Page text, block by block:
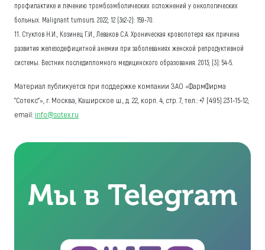
профилактике и лечению тромбоэмболических осложнений у онкологических
больных. Malignant tumours. 2022; 12 (3s2-2): 159-70.
11. Стуклов Н.И., Козинец Г.И., Леваков С.А. Хроническая кровопотеря как причина
развития железодефицитной анемии при заболеваниях женской репродуктивной
системы. Вестник последипломного медицинского образования. 2013; (3): 54-5.
Материал публикуется при поддержке компании ЗАО «ФармФирма
"Сотекс"», г. Москва, Каширское ш., д. 22, корп. 4, стр. 7, тел.: +7 (495) 231-15-12;
email:info@sotex.ru